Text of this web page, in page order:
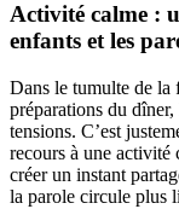
Activité calme :
enfants et les
Dans le tumulte de la
préparations du
tensions. C’est
recours à une activité
créer un instant
la parole circule plus